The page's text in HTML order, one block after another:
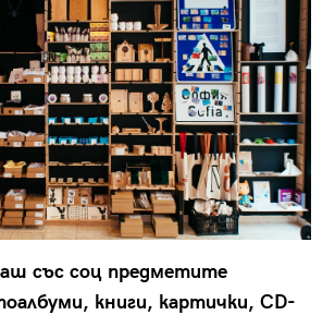
със соц предметите
книги, картички, CD-